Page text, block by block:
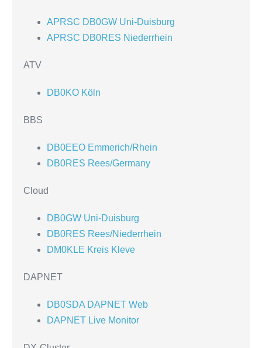
APRSC DB0GW Uni-Duisburg
APRSC DB0RES Niederrhein
ATV
DB0KO Köln
BBS
DB0EEO Emmerich/Rhein
DB0RES Rees/Germany
Cloud
DB0GW Uni-Duisburg
DB0RES Rees/Niederrhein
DM0KLE Kreis Kleve
DAPNET
DB0SDA DAPNET Web
DAPNET Live Monitor